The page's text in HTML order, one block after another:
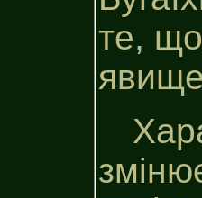
те,
явище